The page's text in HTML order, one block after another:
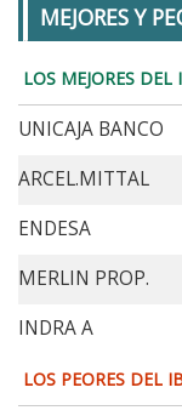
MEJORES Y
LOS MEJORES DEL
UNICAJA BANCO
ARCEL.MITTAL
ENDESA
MERLIN PROP.
INDRA A
LOS PEORES DEL